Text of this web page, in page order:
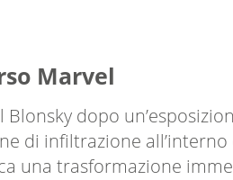
Marvel
dopo
di infiltrazione
una trasformazione